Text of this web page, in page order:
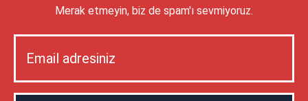
Merak etmeyin, biz de spam'ı sevmiyoruz.